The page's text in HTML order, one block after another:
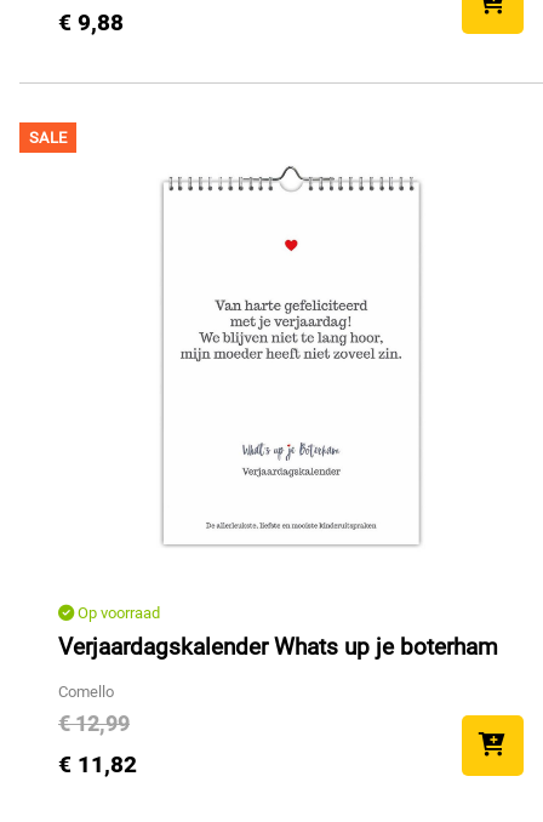
€ 9,88
SALE
Op voorraad
Verjaardagskalender Whats up je boterham
Comello
€ 12,99
€ 11,82